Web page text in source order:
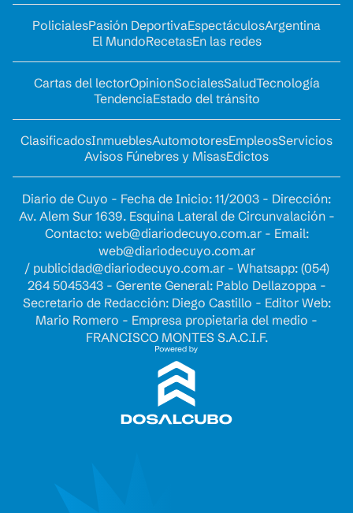
PolicialesPasión DeportivaEspectáculosArgentina
El MundoRecetasEn las redes
Cartas del lectorOpinionSocialesSaludTecnología
TendenciaEstado del tránsito
ClasificadosInmueblesAutomotoresEmpleosServicios
Avisos Fúnebres y MisasEdictos
Diario de Cuyo - Fecha de Inicio: 11/2003 - Dirección:
Av. Alem Sur 1639. Esquina Lateral de Circunvalación -
Contacto: web@diariodecuyo.com.ar- Email:
web@diariodecuyo.com.ar
/ publicidad@diariodecuyo.com.ar- Whatsapp: (054)
264 5045343 - Gerente General: Pablo Dellazoppa -
Secretario de Redacción: Diego Castillo - Editor Web:
Mario Romero - Empresa propietaria del medio -
FRANCISCO MONTES S.A.C.I.F.